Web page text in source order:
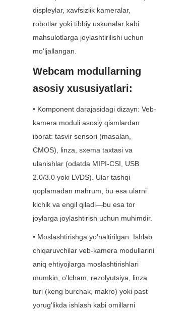
displeylar, xavfsizlik kameralar,
robotlar yoki tibbiy uskunalar kabi
mahsulotlarga joylashtirilishi uchun
mo'ljallangan.
Webcam modullarning
asosiy xususiyatlari:
• Komponent darajasidagi dizayn: Veb-
kamera moduli asosiy qismlardan
iborat: tasvir sensori (masalan,
CMOS), linza, sxema taxtasi va
ulanishlar (odatda MIPI-CSI, USB
2.0/3.0 yoki LVDS). Ular tashqi
qoplamadan mahrum, bu esa ularni
kichik va engil qiladi—bu esa tor
joylarga joylashtirish uchun muhimdir.
• Moslashtirishga yo'naltirilgan: Ishlab
chiqaruvchilar veb-kamera modullarini
aniq ehtiyojlarga moslashtirishlari
mumkin, o'lcham, rezolyutsiya, linza
turi (keng burchak, makro) yoki past
yorug'likda ishlash kabi omillarni